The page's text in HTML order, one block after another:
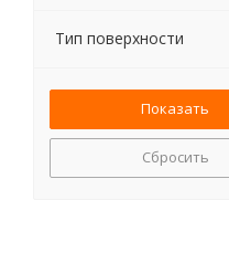
Тип поверхности
Сбросить